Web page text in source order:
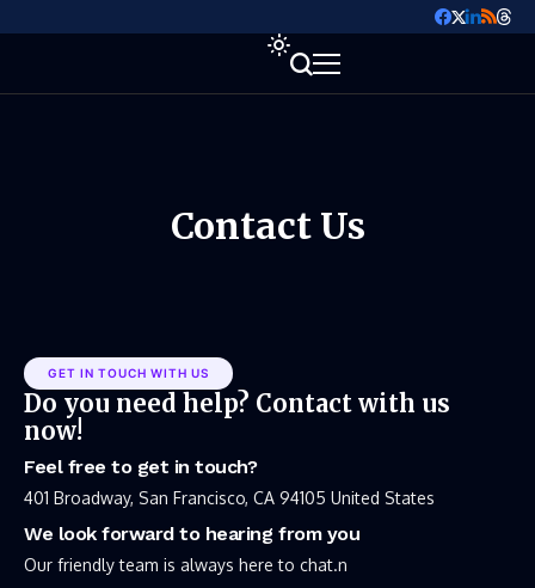
Contact Us
GET IN TOUCH WITH US
Do you need help? Contact with us
now!
Feel free to get in touch?
401 Broadway, San Francisco, CA 94105 United States
We look forward to hearing from you
Our friendly team is always here to chat.n